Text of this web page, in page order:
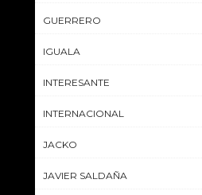
GUERRERO
IGUALA
INTERESANTE
INTERNACIONAL
JACKO
JAVIER SALDAÑA